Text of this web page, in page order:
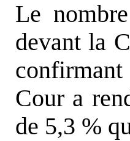
Le
devant la
Cour a
de 5,3 %